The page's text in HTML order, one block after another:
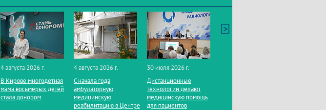
4 августа 2026 г.
В Кирове многодетная
мама восьмерых детей
стала донором
4 августа 2026 г.
С начала года
амбулаторную
медицинскую
реабилитацию в Центре
30 июля 2026 г.
Дистанционные
технологии делают
медицинскую помощь
для пациентов